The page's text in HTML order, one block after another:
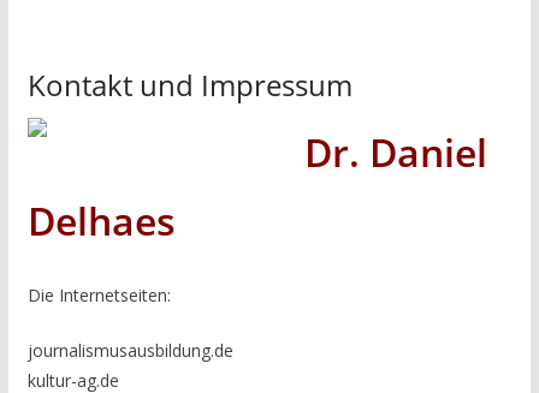
Kontakt und Impressum
Dr. Daniel
Delhaes
Die Internetseiten:
journalismusausbildung.de
kultur-ag.de